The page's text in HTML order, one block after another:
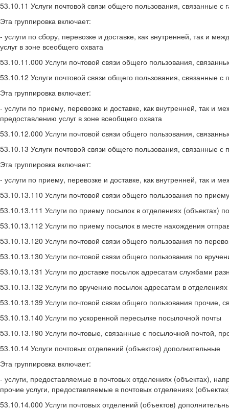
53.10.11 Услуги почтовой связи общего пользования, связанные
Эта группировка включает:
- услуги по сбору, перевозке и доставке, как внутренней, так и
услуг в зоне всеобщего охвата
53.10.11.000 Услуги почтовой связи общего пользования,
53.10.12 Услуги почтовой связи общего пользования, связанные
Эта группировка включает:
- услуги по приему, перевозке и доставке, как внутренней, так
предоставлению услуг в зоне всеобщего охвата
53.10.12.000 Услуги почтовой связи общего пользования,
53.10.13 Услуги почтовой связи общего пользования, связанные с
Эта группировка включает:
- услуги по приему, перевозке и доставке, как внутренней, так
53.10.13.110 Услуги почтовой связи общего пользования по
53.10.13.111 Услуги по приему посылок в отделениях (объектах)
53.10.13.112 Услуги по приему посылок в месте нахождения
53.10.13.120 Услуги почтовой связи общего пользования по
53.10.13.130 Услуги почтовой связи общего пользования по
53.10.13.131 Услуги по доставке посылок адресатам службами
53.10.13.132 Услуги по вручению посылок адресатам в отделениях
53.10.13.139 Услуги почтовой связи общего пользования прочие,
53.10.13.140 Услуги по ускоренной пересылке посылочной почты
53.10.13.190 Услуги почтовые, связанные с посылочной почтой,
53.10.14 Услуги почтовых отделений (объектов) дополнительные
Эта группировка включает:
- услуги, предоставляемые в почтовых отделениях (объектах),
прочие услуги, предоставляемые в почтовых отделениях
53.10.14.000 Услуги почтовых отделений (объектов)